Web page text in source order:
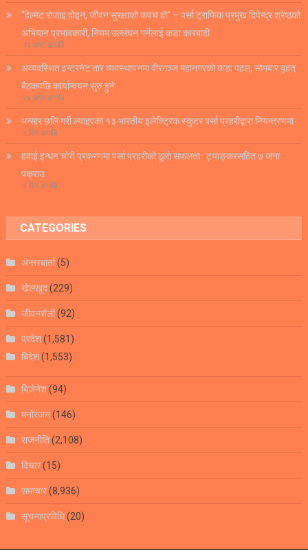
“हेल्मेट रोजाइ होइन, जीवन सुरक्षाको कवच हो” – पर्सा ट्राफिक प्रमुख दिपेन्द्र श्रेष्ठको
अभियान प्रभावकारी, नियम उल्लंघन गर्नेलाई कडा कारबाही
२३ घण्टा अगाडि
अव्यवस्थित इन्टरनेट तार व्यवस्थापनमा वीरगञ्ज महानगरको कडा पहल, सोमबार बृहत्
बैठकपछि कार्यान्वयन सुरु हुने
२४ घण्टा अगाडि
भन्सार छलि गरी ल्याइएका १३ भारतीय इलेक्ट्रिक स्कुटर पर्सा प्रहरीद्वारा नियन्त्रणमा
१ दिन अगाडि
हवाई इन्धन चोरी प्रकरणमा पर्सा प्रहरीको ठूलो सफलता : ट्याङ्करसहित ७ जना
पक्राउ
१ दिन अगाडि
CATEGORIES
अन्तरबार्ता(5)
खेलखुद(229)
जीवनशैली(92)
प्रदेश(1,581)
बिदेश(1,553)
बिजेनेश(94)
मनोरंजन(146)
राजनीति(2,108)
विचार(15)
समाचार(8,936)
सूचनाप्रविधि(20)